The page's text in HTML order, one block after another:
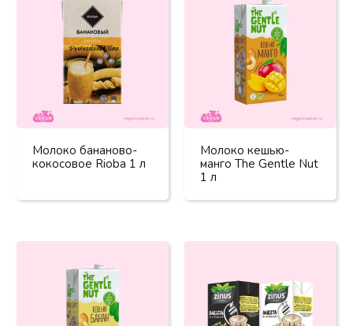
Молоко бананово-
кокосовое Rioba 1 л
Молоко кешью-
манго The Gentle Nut
1 л